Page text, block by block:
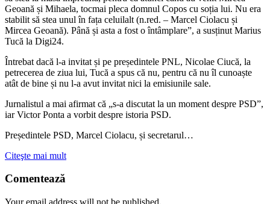
Geoană și Mihaela, tocmai pleca domnul Copos cu soția lui. Nu era
stabilit să stea unul în fața celuilalt (n.red. – Marcel Ciolacu și
Mircea Geoană). Până și asta a fost o întâmplare”, a susținut Marius
Tucă la Digi24.
Întrebat dacă l-a invitat și pe președintele PNL, Nicolae Ciucă, la
petrecerea de ziua lui, Tucă a spus că nu, pentru că nu îl cunoaște
atât de bine și nu l-a avut invitat nici la emisiunile sale.
Jurnalistul a mai afirmat că „s-a discutat la un moment despre PSD”,
iar Victor Ponta a vorbit despre istoria PSD.
Președintele PSD, Marcel Ciolacu, și secretarul…
Citeşte mai mult
Comentează